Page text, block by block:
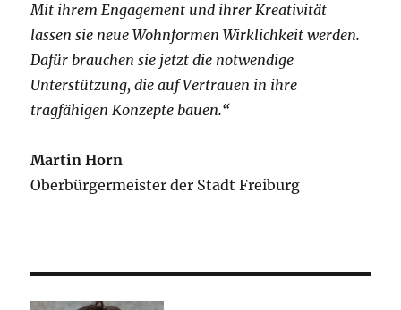
Mit ihrem Engagement und ihrer Kreativität
lassen sie neue Wohnformen Wirklichkeit werden.
Dafür brauchen sie jetzt die notwendige
Unterstützung, die auf Vertrauen in ihre
tragfähigen Konzepte bauen.“
Martin Horn
Oberbürgermeister der Stadt Freiburg